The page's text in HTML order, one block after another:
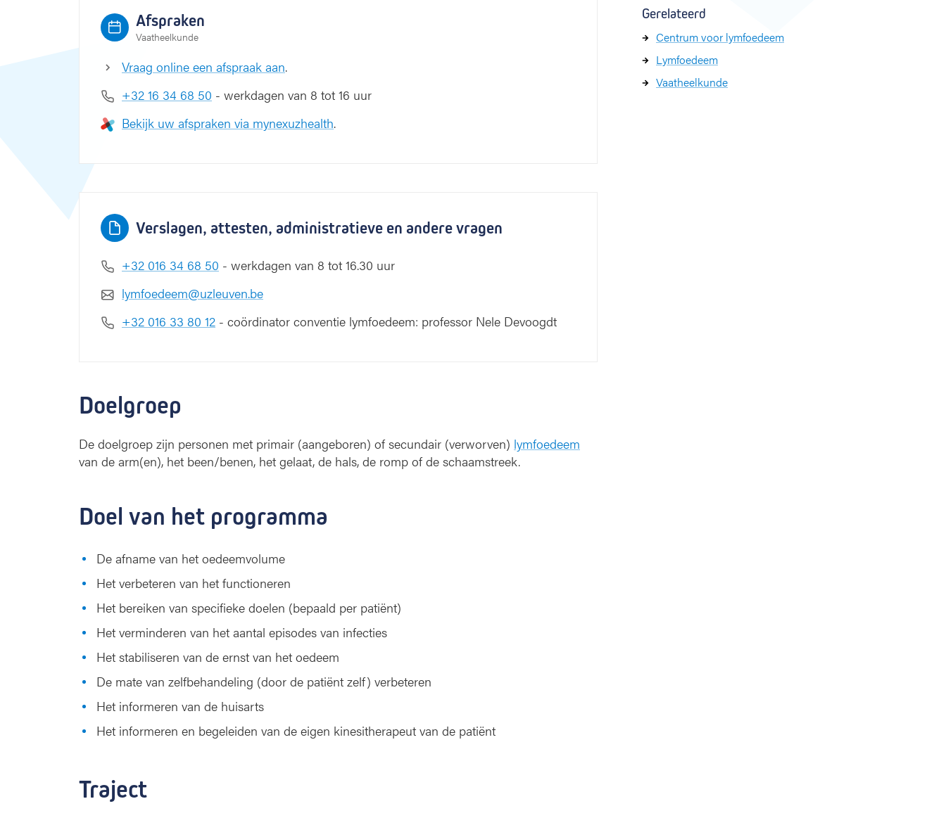
Afspraken
Vaatheelkunde
Vraag online een afspraak aan.
+32 16 34 68 50 - werkdagen van 8 tot 16 uur
Bekijk uw afspraken via mynexuzhealth.
Verslagen, attesten, administratieve en andere vragen
+32 016 34 68 50 - werkdagen van 8 tot 16.30 uur
lymfoedeem@uzleuven.be
+32 016 33 80 12 - coördinator conventie lymfoedeem: professor Nele Devoogdt
Doelgroep
De doelgroep zijn personen met primair (aangeboren) of secundair (verworven) lymfoedeem
van de arm(en), het been/benen, het gelaat, de hals, de romp of de schaamstreek.
Doel van het programma
De afname van het oedeemvolume
Het verbeteren van het functioneren
Het bereiken van specifieke doelen (bepaald per patiënt)
Het verminderen van het aantal episodes van infecties
Het stabiliseren van de ernst van het oedeem
De mate van zelfbehandeling (door de patiënt zelf) verbeteren
Het informeren van de huisarts
Het informeren en begeleiden van de eigen kinesitherapeut van de patiënt
Traject
Gerelateerd
Centrum voor lymfoedeem
Lymfoedeem
Vaatheelkunde